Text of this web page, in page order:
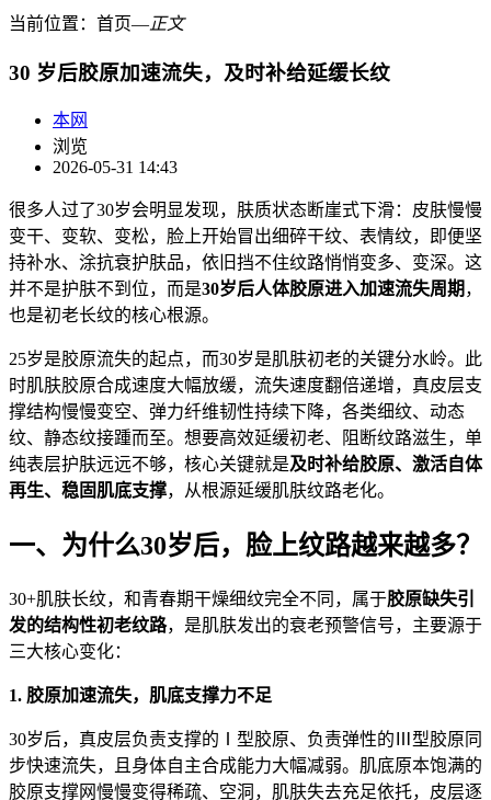
当前位置： 首页―正文
30 岁后胶原加速流失，及时补给延缓长纹
本网
浏览
2026-05-31 14:43
很多人过了30岁会明显发现，肤质状态断崖式下滑：皮肤慢慢
变干、变软、变松，脸上开始冒出细碎干纹、表情纹，即便坚
持补水、涂抗衰护肤品，依旧挡不住纹路悄悄变多、变深。这
并不是护肤不到位，而是30岁后人体胶原进入加速流失周期 ，
也是初老长纹的核心根源。
25岁是胶原流失的起点，而30岁是肌肤初老的关键分水岭。此
时肌肤胶原合成速度大幅放缓，流失速度翻倍递增，真皮层支
撑结构慢慢变空、弹力纤维韧性持续下降，各类细纹、动态
纹、静态纹接踵而至。想要高效延缓初老、阻断纹路滋生，单
纯表层护肤远远不够，核心关键就是及时补给胶原、激活自体
再生、稳固肌底支撑，从根源延缓肌肤纹路老化。
一、为什么30岁后，脸上纹路越来越多？
30+肌肤长纹，和青春期干燥细纹完全不同，属于胶原缺失引
发的结构性初老纹路，是肌肤发出的衰老预警信号，主要源于
三大核心变化：
1. 胶原加速流失，肌底支撑力不足
30岁后，真皮层负责支撑的Ⅰ型胶原、负责弹性的Ⅲ型胶原同
步快速流失，且身体自主合成能力大幅减弱。肌底原本饱满的
胶原支撑网慢慢变得稀疏、空洞，肌肤失去充足依托，皮层逐